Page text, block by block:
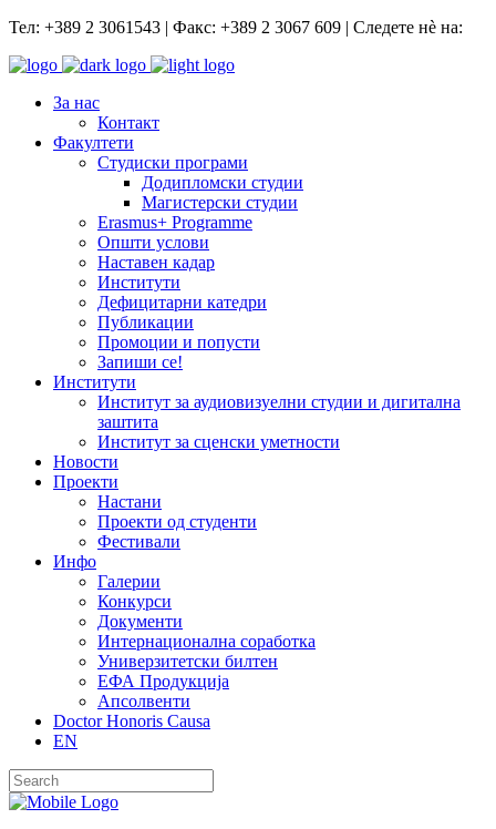
Тел: +389 2 3061543 | Факс: +389 2 3067 609 | Следете нѐ на:
За нас
Контакт
Факултети
Студиски програми
Додипломски студии
Магистерски студии
Erasmus+ Programme
Општи услови
Наставен кадар
Институти
Дефицитарни катедри
Публикации
Промоции и попусти
Запиши се!
Институти
Институт за аудиовизуелни студии и дигитална
заштита
Институт за сценски уметности
Новости
Проекти
Настани
Проекти од студенти
Фестивали
Инфо
Галерии
Конкурси
Документи
Интернационална соработка
Универзитетски билтен
ЕФА Продукција
Апсолвенти
Doctor Honoris Causa
EN